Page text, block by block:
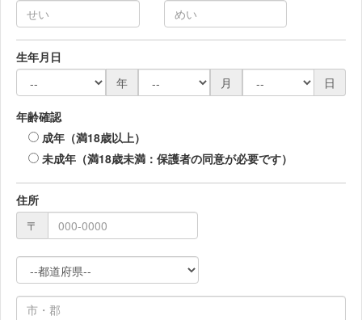
生年月日
年
月 日
年齢確認
成年（満18歳以上）
未成年（満18歳未満：保護者の同意が必要です）
住所
〒